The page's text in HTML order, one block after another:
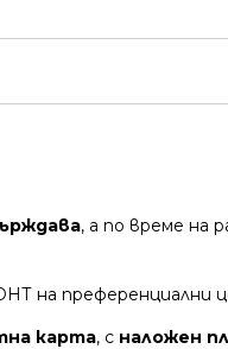
, а по време на
на
карта, с наложен